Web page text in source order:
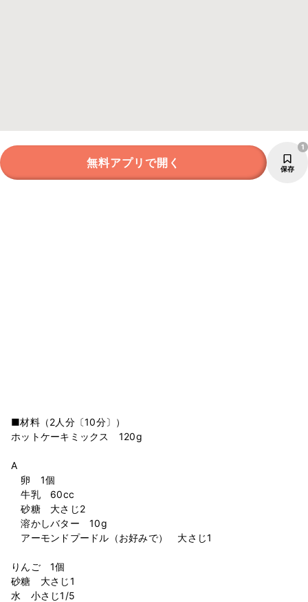
無料アプリで開く 保存
1
■材料（2人分〔10分〕）
ホットケーキミックス 120g
A
卵 1個
牛乳 60cc
砂糖 大さじ2
溶かしバター 10g
アーモンドプードル（お好みで） 大さじ1
りんご 1個
砂糖 大さじ1
水 小さじ1/5